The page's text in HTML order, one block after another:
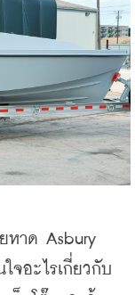
หาด Asbury
จอะไรเกี่ยวกับ